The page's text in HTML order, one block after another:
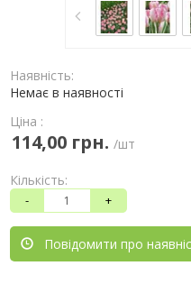
Наявність:
Немає в наявності
Ціна :
114,00 грн. /шт
Кількість:
- +
Повідомити про